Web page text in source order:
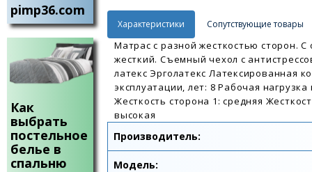
pimp36.com
Как
выбрать
постельное
белье в
спальню
Характеристики Сопутствующие товары
Матрас с разной жесткостью сторон.
жесткий. Съемный чехол с
латекс Эрголатекс Латексированная
эксплуатации, лет: 8 Рабочая
Жесткость сторона 1: средняя
высокая
Производитель:
Модель: